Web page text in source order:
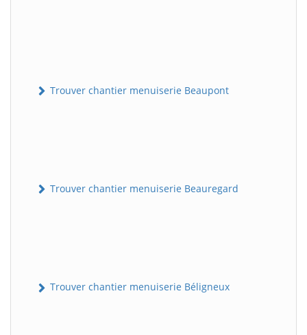
Trouver chantier menuiserie Beaupont
Trouver chantier menuiserie Beauregard
Trouver chantier menuiserie Béligneux